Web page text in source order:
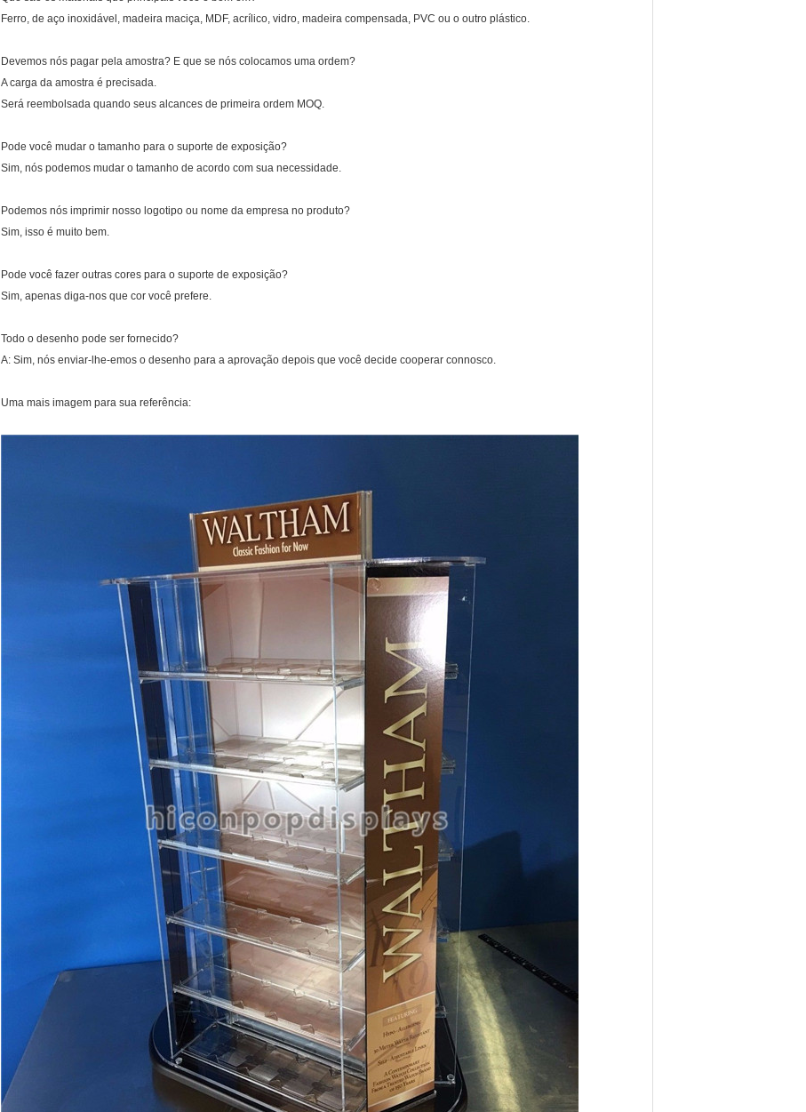
Ferro, de aço inoxidável, madeira maciça, MDF, acrílico, vidro, madeira compensada, PVC ou o outro plástico.
Devemos nós pagar pela amostra? E que se nós colocamos uma ordem?
A carga da amostra é precisada.
Será reembolsada quando seus alcances de primeira ordem MOQ.
Pode você mudar o tamanho para o suporte de exposição?
Sim, nós podemos mudar o tamanho de acordo com sua necessidade.
Podemos nós imprimir nosso logotipo ou nome da empresa no produto?
Sim, isso é muito bem.
Pode você fazer outras cores para o suporte de exposição?
Sim, apenas diga-nos que cor você prefere.
Todo o desenho pode ser fornecido?
A: Sim, nós enviar-lhe-emos o desenho para a aprovação depois que você decide cooperar connosco.
Uma mais imagem para sua referência: